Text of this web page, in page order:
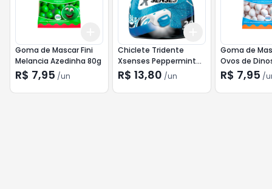
5 +10
Add
Goma de Mascar Fini
Melancia Azedinha 80g
R$ 7,95 /un
+10
Add
Chiclete Tridente
Xsenses Peppermint
54g
R$ 13,80 /un
Goma de
Ovos de
Azedinhos
R$ 7,95 /